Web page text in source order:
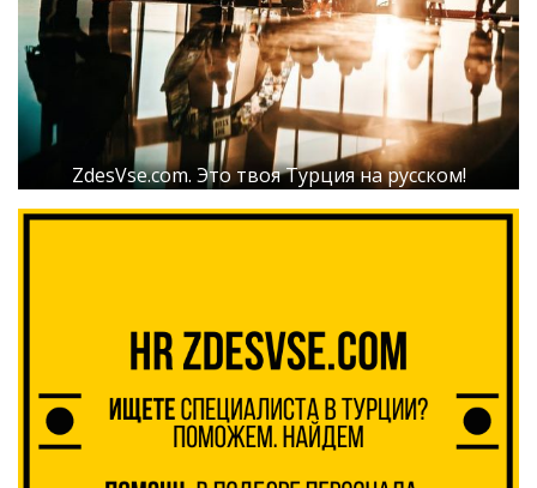
ZdesVse.com. Это твоя Турция на русском!